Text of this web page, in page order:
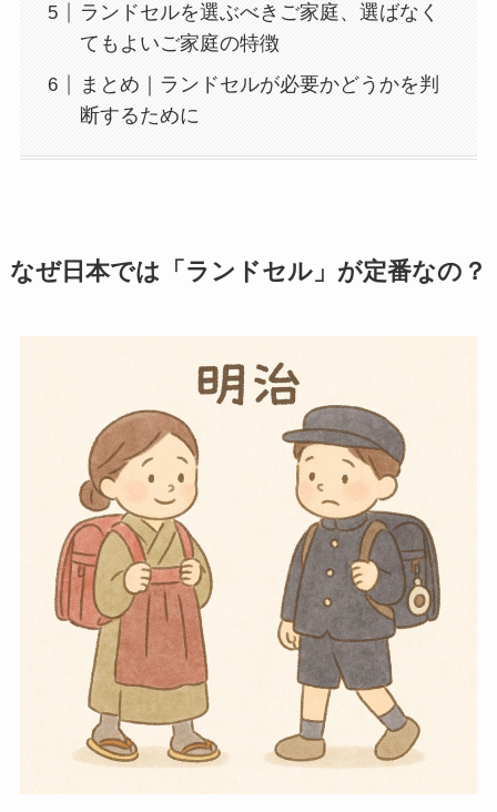
ランドセルを選ぶべきご家庭、選ばなく
てもよいご家庭の特徴
まとめ｜ランドセルが必要かどうかを判
断するために
なぜ日本では「ランドセル」が定番なの？